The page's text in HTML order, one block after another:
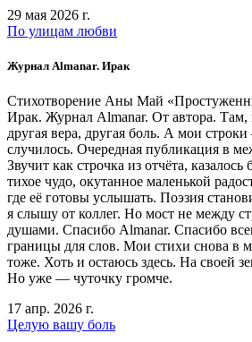
29 мая 2026 г.
По улицам любви
Журнал Almanar. Ирак
Стихотворение Аны Май
Ирак. Журнал Almanar. От автора. Там,
другая вера, другая боль. А мои
случилось. Очередная публикация в
Звучит как строчка из отчёта,
тихое чудо, окутанное маленькой
где её готовы услышать. Поэзия
я слышу от коллег. Но мост не между
душами. Спасибо Almanar. Спасибо
границы для слов. Мои стихи снова в
тоже. Хоть и остаюсь здесь. На своей
Но уже — чуточку громче.
17 апр. 2026 г.
Целую вашу боль